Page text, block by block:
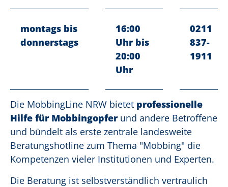
montags bis
donnerstags
16:00
Uhr bis
20:00
Uhr
0211
837-
1911
Die MobbingLine NRW bietet professionelle
Hilfe für Mobbingopferund andere Betroffene
und bündelt als erste zentrale landesweite
Beratungshotline zum Thema "Mobbing" die
Kompetenzen vieler Institutionen und Experten.
Die Beratung ist selbstverständlich vertraulich